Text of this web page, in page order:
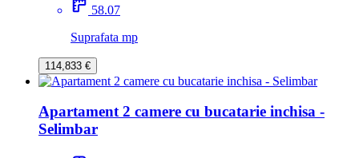
58.07
Suprafata mp
114,833 €
Apartament 2 camere cu bucatarie inchisa -
Selimbar